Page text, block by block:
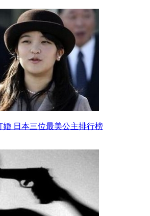
婚 日本三位最美公主排行榜